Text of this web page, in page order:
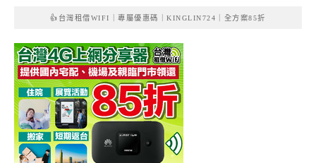
👍台灣租借WIFI｜專屬優惠碼｜KINGLIN724｜全方案85折